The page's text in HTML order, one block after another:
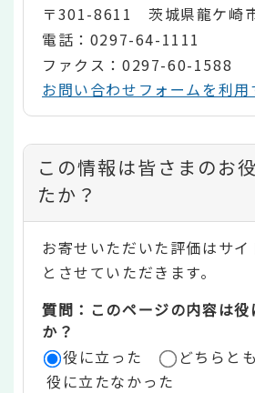
〒301-8611 茨城県龍ケ崎
電話：0297-64-1111
ファクス：0297-60-1588
お問い合わせフォームを利用
コ
ン
テ
ン
ツ
評
価
この情報は皆さまのお
たか？
お寄せいただいた評価はサイ
とさせていただきます。
質問：このページの内容は
か？
役に立った
どちらと
役に立たなかった